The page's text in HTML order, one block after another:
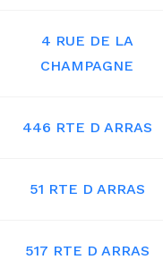
4 RUE DE LA
CHAMPAGNE
446 RTE D ARRAS
51 RTE D ARRAS
517 RTE D ARRAS